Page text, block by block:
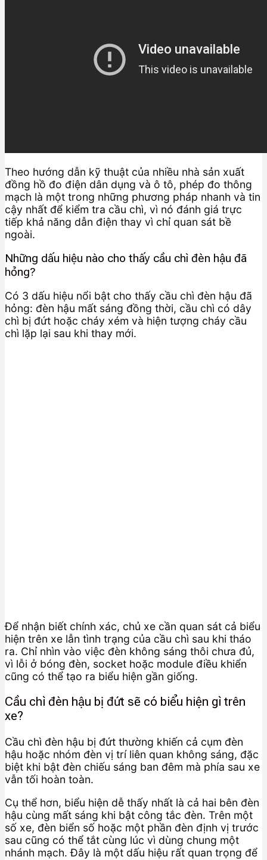
Theo hướng dẫn kỹ thuật của nhiều nhà sản xuất
đồng hồ đo điện dân dụng và ô tô, phép đo thông
mạch là một trong những phương pháp nhanh và tin
cậy nhất để kiểm tra cầu chì, vì nó đánh giá trực
tiếp khả năng dẫn điện thay vì chỉ quan sát bề
ngoài.
Những dấu hiệu nào cho thấy cầu chì đèn hậu đã
hỏng?
Có 3 dấu hiệu nổi bật cho thấy cầu chì đèn hậu đã
hỏng: đèn hậu mất sáng đồng thời, cầu chì có dây
chì bị đứt hoặc cháy xém và hiện tượng cháy cầu
chì lặp lại sau khi thay mới.
Để nhận biết chính xác, chủ xe cần quan sát cả biểu
hiện trên xe lẫn tình trạng của cầu chì sau khi tháo
ra. Chỉ nhìn vào việc đèn không sáng thôi chưa đủ,
vì lỗi ở bóng đèn, socket hoặc module điều khiển
cũng có thể tạo ra biểu hiện gần giống.
Cầu chì đèn hậu bị đứt sẽ có biểu hiện gì trên
xe?
Cầu chì đèn hậu bị đứt thường khiến cả cụm đèn
hậu hoặc nhóm đèn vị trí liên quan không sáng, đặc
biệt khi bật đèn chiếu sáng ban đêm mà phía sau xe
vẫn tối hoàn toàn.
Cụ thể hơn, biểu hiện dễ thấy nhất là cả hai bên đèn
hậu cùng mất sáng khi bật công tắc đèn. Trên một
số xe, đèn biển số hoặc một phần đèn định vị trước
sau cũng có thể tắt cùng lúc vì dùng chung một
nhánh mạch. Đây là một dấu hiệu rất quan trọng để